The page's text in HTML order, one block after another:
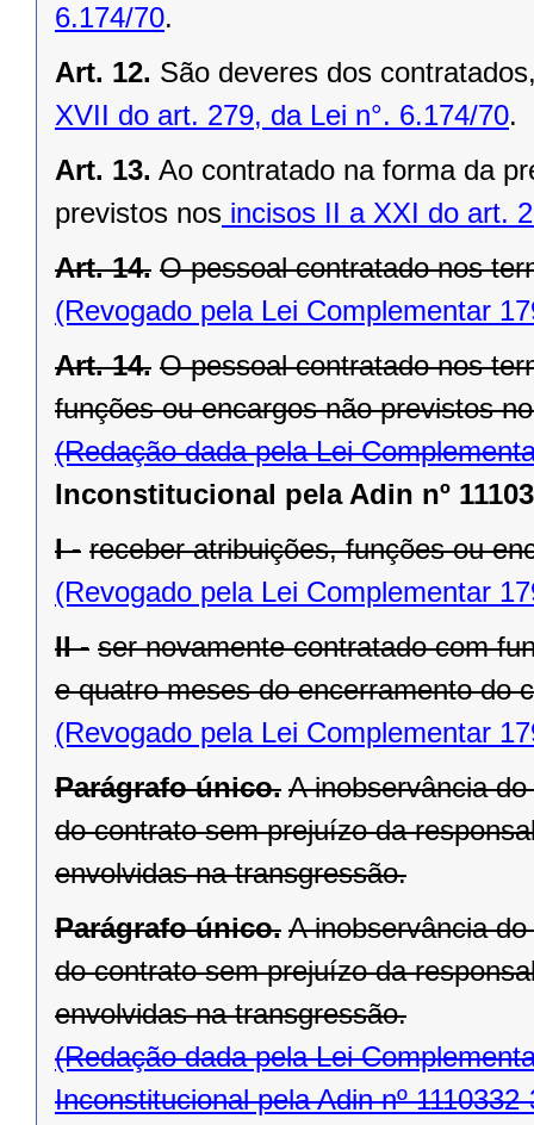
6.174/70.
Art. 12. São deveres dos
XVII do art. 279, da Lei n°. 6.174/70.
Art. 13. Ao contratado na forma da
previstos nos incisos II a XXI do art.
Art. 14. O pessoal contratado nos
(Revogado pela Lei Complementar
Art. 14. O pessoal contratado nos
funções ou encargos não previstos
(Redação dada pela Lei
Inconstitucional pela Adin nº
I - receber atribuições, funções ou
(Revogado pela Lei Complementar
II - ser novamente contratado com
e quatro meses do encerramento do
(Revogado pela Lei Complementar
Parágrafo único. A inobservância
do contrato sem prejuízo da
envolvidas na transgressão.
Parágrafo único. A inobservância
do contrato sem prejuízo da
envolvidas na transgressão.
(Redação dada pela Lei
Inconstitucional pela Adin nº